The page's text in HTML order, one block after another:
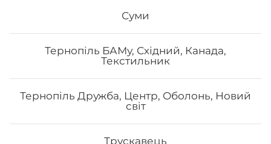
Суми
Тернопіль БАМу, Східний, Канада,
Текстильник
Тернопіль Дружба, Центр, Оболонь, Новий
світ
Трускавець